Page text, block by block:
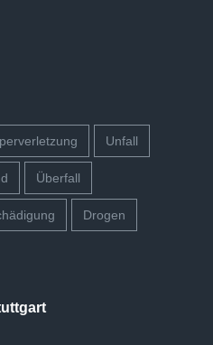
Unfall
Überfall
Drogen